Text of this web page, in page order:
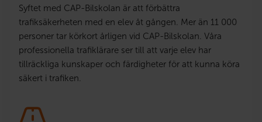
Syftet med CAP-Bilskolan är att förbättra
trafiksäkerheten med en elev åt gången. Mer än 11 000
personer tar körkort årligen vid CAP-Bilskolan. Våra
professionella trafiklärare ser till att varje elev har
tillräckliga kunskaper och färdigheter för att kunna köra
säkert i trafiken.